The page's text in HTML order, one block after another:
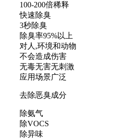
100-200倍稀释
快速除臭
3秒除臭
除臭率95%以上
对人,环境和动物
不会造成伤害
无毒无害无刺激
应用场景广泛
去除恶臭成分
除氨气
除VOCS
除异味